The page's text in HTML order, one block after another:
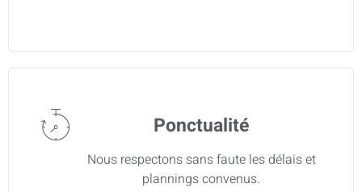
Ponctualité
Nous respectons sans faute les délais et
plannings convenus.